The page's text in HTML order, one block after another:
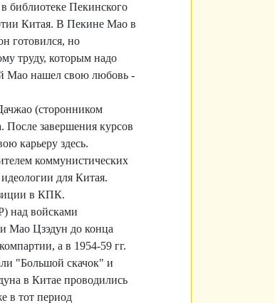
библиотеке Пекинского
Китая. В Пекине Мао в
готовился, но
труду, которым надо
Мао нашел свою любовь -
(сторонником
После завершения курсов
карьеру здесь.
коммунистических
для Китая.
в КПК.
над войсками
Мао Цзэдун до конца
а в 1954-59 гг.
"Большой скачок" и
в Китае проводились
в тот период